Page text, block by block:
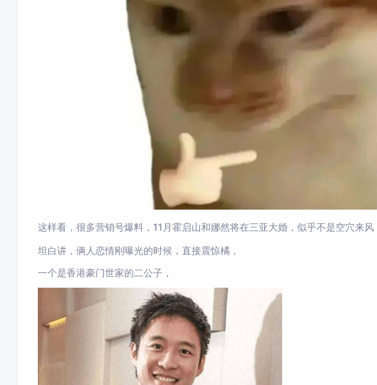
这样看，很多营销号爆料，11月霍启山和娜然将在三亚大婚，似乎不是空穴来风
坦白讲，俩人恋情刚曝光的时候，直接震惊橘，
一个是香港豪门世家的二公子，